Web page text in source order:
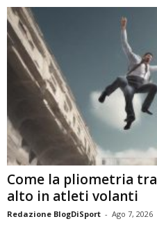
Come la pliometria
alto in atleti volanti
Redazione BlogDiSport - Ago 7, 2026